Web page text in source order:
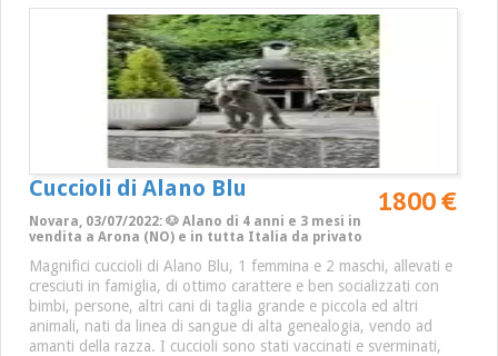
Cuccioli di Alano Blu 1800 €
Novara, 03/07/2022: 🐶 Alano di 4 anni e 3 mesi in
vendita a Arona (NO) e in tutta Italia da privato
Magnifici cuccioli di Alano Blu, 1 femmina e 2 maschi, allevati e
cresciuti in famiglia, di ottimo carattere e ben socializzati con
bimbi, persone, altri cani di taglia grande e piccola ed altri
animali, nati da linea di sangue di alta genealogia, vendo ad
amanti della razza. I cuccioli sono stati vaccinati e sverminati,